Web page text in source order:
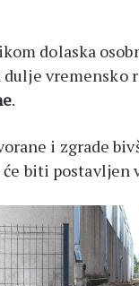
dolaska
vremensko
.
i zgrade
biti postavljen